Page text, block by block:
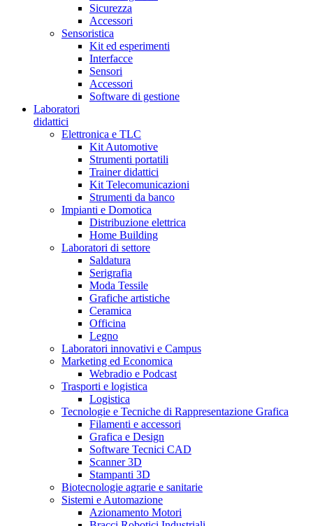
Sicurezza
Accessori
Sensoristica
Kit ed esperimenti
Interfacce
Sensori
Accessori
Software di gestione
Laboratori
didattici
Elettronica e TLC
Kit Automotive
Strumenti portatili
Trainer didattici
Kit Telecomunicazioni
Strumenti da banco
Impianti e Domotica
Distribuzione elettrica
Home Building
Laboratori di settore
Saldatura
Serigrafia
Moda Tessile
Grafiche artistiche
Ceramica
Officina
Legno
Laboratori innovativi e Campus
Marketing ed Economica
Webradio e Podcast
Trasporti e logistica
Logistica
Tecnologie e Tecniche di Rappresentazione Grafica
Filamenti e accessori
Grafica e Design
Software Tecnici CAD
Scanner 3D
Stampanti 3D
Biotecnologie agrarie e sanitarie
Sistemi e Automazione
Azionamento Motori